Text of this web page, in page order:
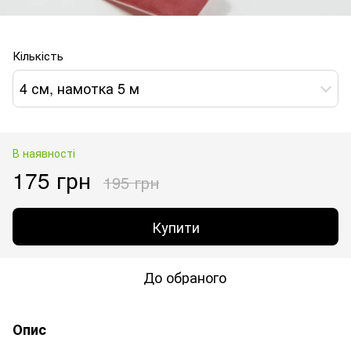
Кількість
4 см, намотка 5 м
В наявності
175 грн 195 грн
Купити
До обраного
Опис